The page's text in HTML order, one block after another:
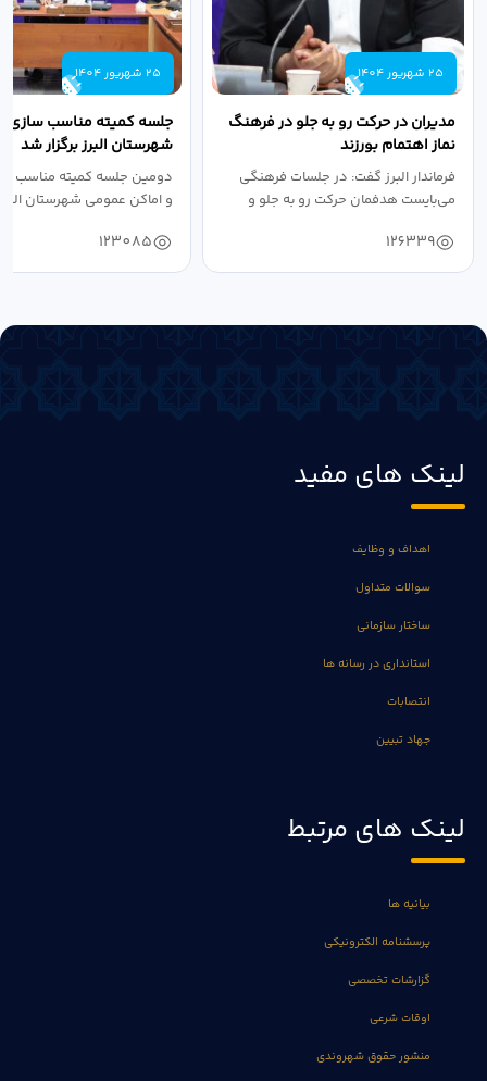
25 شهریور 1404
مدیران در حرکت رو به جلو در فرهنگ
نماز اهتمام بورزند
فرماندار البرز گفت: در جلسات فرهنگی
می‌بایست هدفمان حرکت رو به جلو و
126339
25 شهریور 1404
جلسه کمیته مناسب سازی
شهرستان البرز برگزار شد
دومین جلسه کمیته مناسب
و اماکن عمومی شهرستان
123085
لینک های مفید
اهداف و وظایف
سوالات متداول
ساختار سازمانی
استانداری در رسانه ها
انتصابات
جهاد تبیین
لینک های مرتبط
بیانیه ها
پرسشنامه الکترونیکی
گزارشات تخصصی
اوقات شرعی
منشور حقوق شهروندی